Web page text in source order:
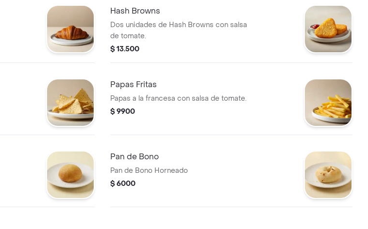
Hash Browns
Dos unidades de Hash Browns con salsa
de tomate.
$ 13.500
Papas Fritas
Papas a la francesa con salsa de tomate.
$ 9900
Pan de Bono
Pan de Bono Horneado
$ 6000